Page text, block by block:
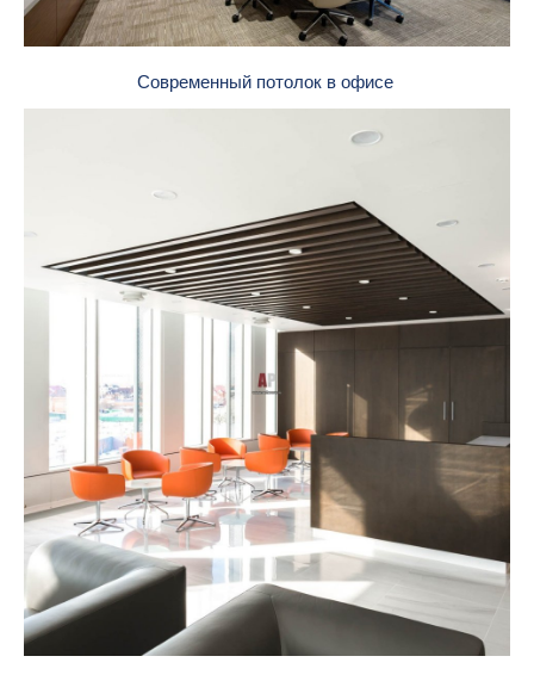
Современный потолок в офисе